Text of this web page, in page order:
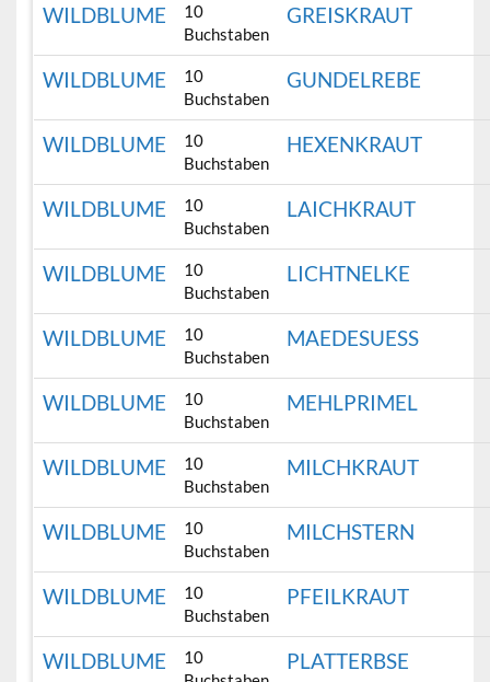
WILDBLUME
10
Buchstaben
GREISKRAUT
WILDBLUME
10
Buchstaben
GUNDELREBE
WILDBLUME
10
Buchstaben
HEXENKRAUT
WILDBLUME
10
Buchstaben
LAICHKRAUT
WILDBLUME
10
Buchstaben
LICHTNELKE
WILDBLUME
10
Buchstaben
MAEDESUESS
WILDBLUME
10
Buchstaben
MEHLPRIMEL
WILDBLUME
10
Buchstaben
MILCHKRAUT
WILDBLUME
10
Buchstaben
MILCHSTERN
WILDBLUME
10
Buchstaben
PFEILKRAUT
WILDBLUME
10
PLATTERBSE